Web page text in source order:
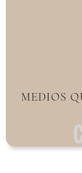
MEDIOS